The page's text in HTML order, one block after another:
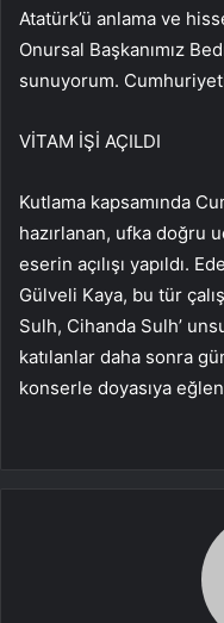
Atatürk’ü anlama ve
Onursal Başkanımız
sunuyorum.
VİTAM İŞİ AÇILDI
Kutlama kapsamında
hazırlanan, ufka doğru
eserin açılışı yapıldı.
Gülveli Kaya, bu tür
Sulh, Cihanda Sulh’
katılanlar daha sonra
konserle doyasıya